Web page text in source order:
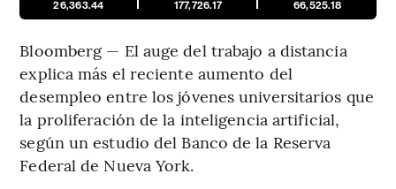
26,363.44
177,726.17
66,525.18
Bloomberg — El auge del trabajo a distancia
explica más el reciente aumento del
desempleo entre los jóvenes universitarios que
la proliferación de la inteligencia artificial,
según un estudio del Banco de la Reserva
Federal de Nueva York.